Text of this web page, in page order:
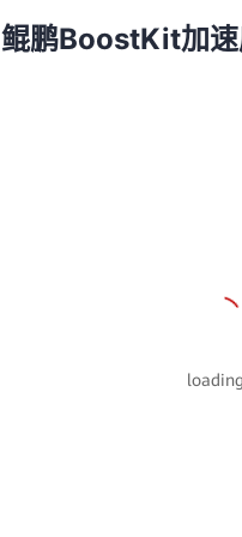
鲲鹏BoostKit加速